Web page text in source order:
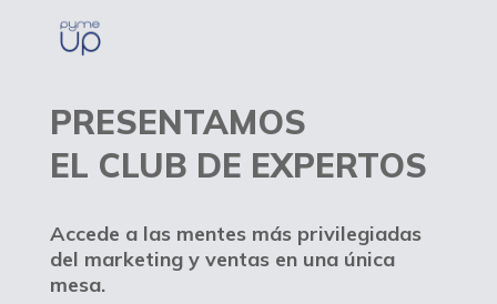
PRESENTAMOS
EL CLUB DE EXPERTOS
Accede a las mentes más privilegiadas
del marketing y ventas en una única
mesa.